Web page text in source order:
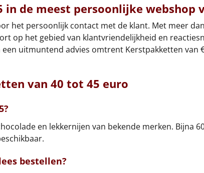
de meest persoonlijke webshop
het persoonlijk contact met de klant. Met meer
op het gebied van klantvriendelijkheid en
uitmuntend advies omtrent Kerstpakketten van
van 40 tot 45 euro
en lekkernijen van bekende merken. Bijna
bestellen?